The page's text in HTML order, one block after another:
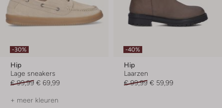
-30%
Hip
Lage sneakers
€ 99,99 € 69,99
+ meer kleuren
-40%
Hip
Laarzen
€ 99,99 € 59,99